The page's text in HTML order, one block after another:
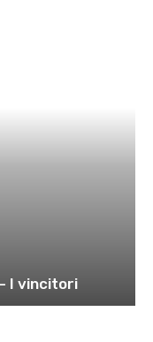
I vincitori